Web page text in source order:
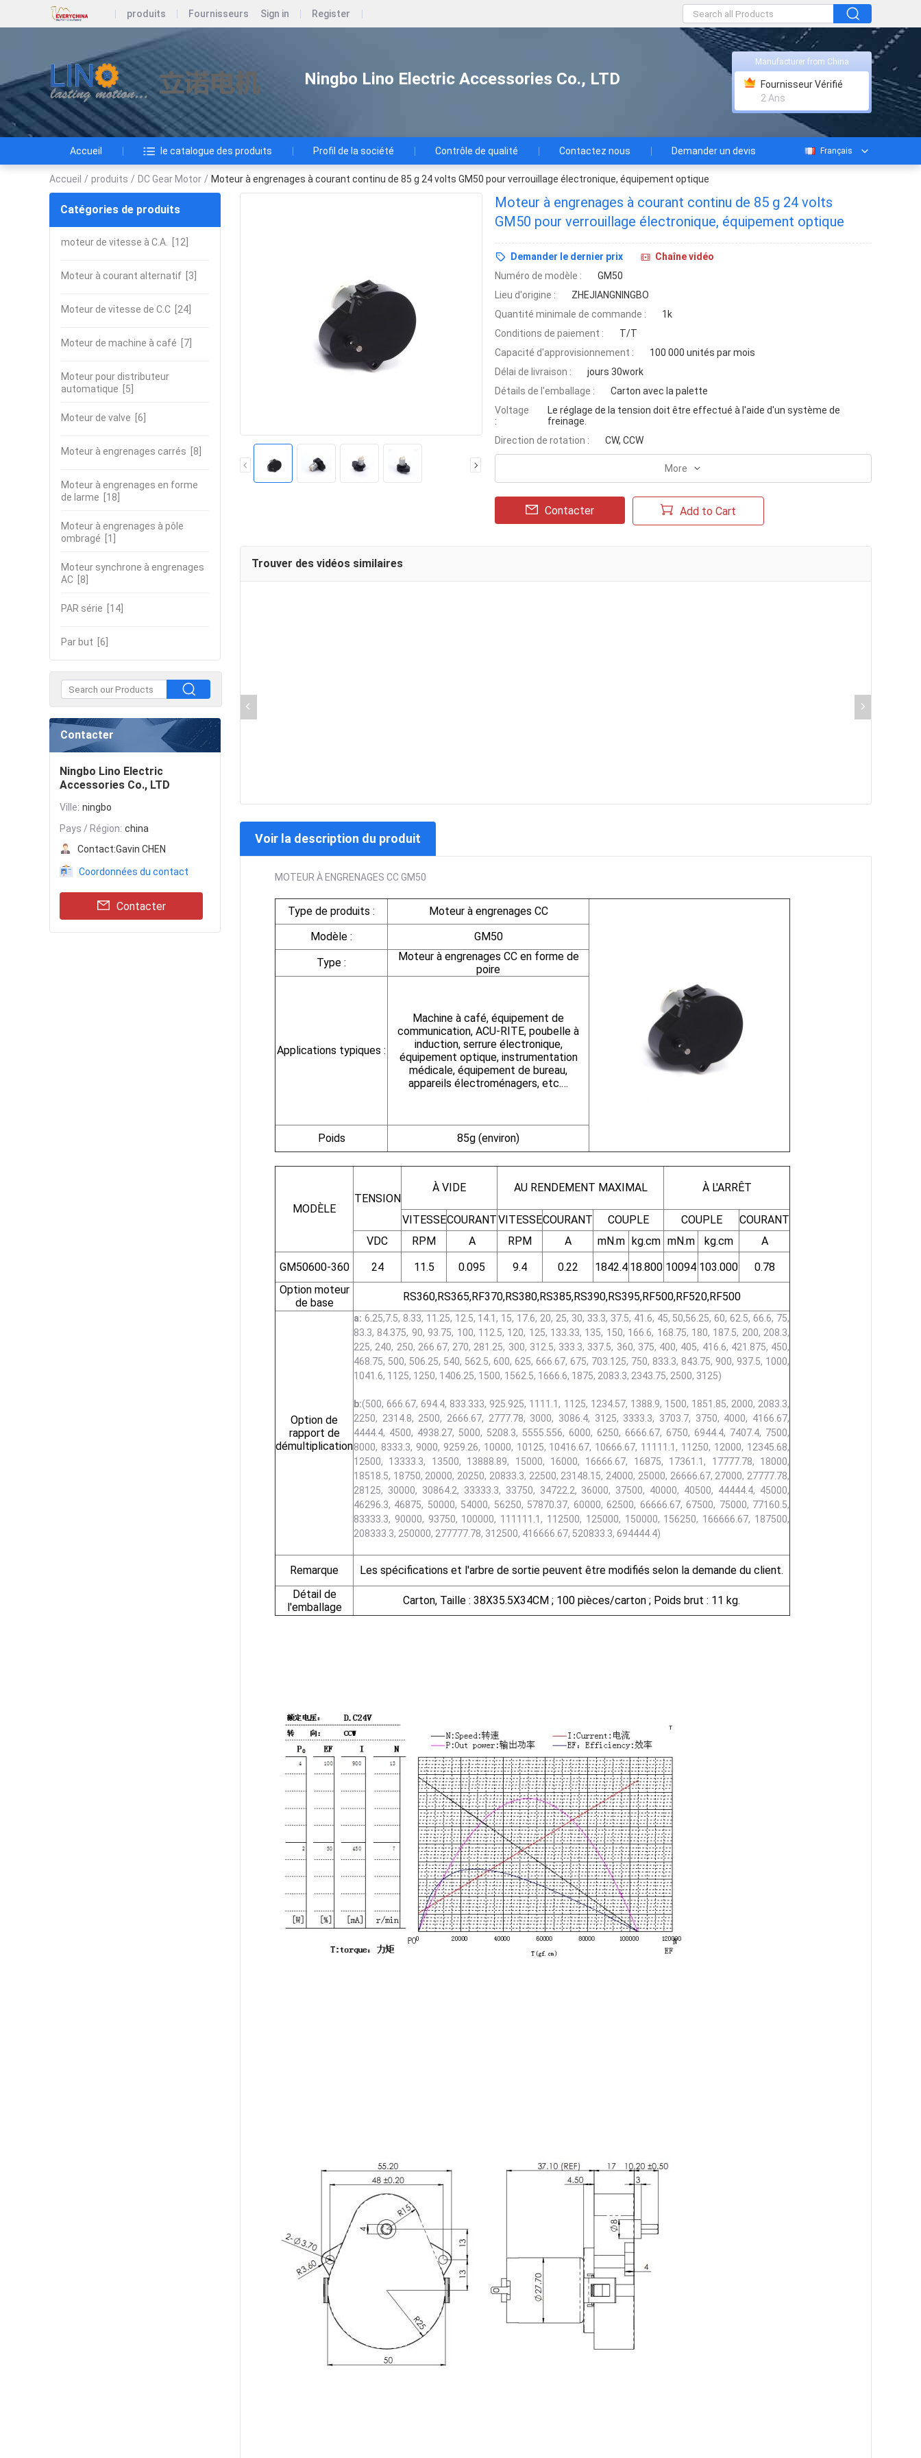
produits Fournisseurs Sign in Register
Ningbo Lino Electric Accessories Co., LTD
Manufacturer from China
Fournisseur Vérifié
2 Ans
Accueil le catalogue des produits Profil de la société Contrôle de qualité Contactez nous Demander un devis Français
Accueil / produits / DC Gear Motor / Moteur à engrenages à courant continu de 85 g 24 volts GM50 pour verrouillage électronique, équipement optique
Catégories de produits
moteur de vitesse à C.A. [12]
Moteur à courant alternatif [3]
Moteur de vitesse de C.C [24]
Moteur de machine à café [7]
Moteur pour distributeur
automatique [5]
Moteur de valve [6]
Moteur à engrenages carrés [8]
Moteur à engrenages en forme
de larme [18]
Moteur à engrenages à pôle
ombragé [1]
Moteur synchrone à engrenages
AC [8]
PAR série [14]
Par but [6]
Contacter
Ningbo Lino Electric
Accessories Co., LTD
Ville: ningbo
Pays / Région: china
Contact:Gavin CHEN
Coordonnées du contact
Contacter
Moteur à engrenages à courant continu de 85 g 24 volts
GM50 pour verrouillage électronique, équipement optique
Demander le dernier prix
Chaîne vidéo
Numéro de modèle :
GM50
Lieu d'origine :
ZHEJIANGNINGBO
Quantité minimale de commande :
1k
Conditions de paiement :
T/T
Capacité d'approvisionnement :
100 000 unités par mois
Délai de livraison :
jours 30work
Détails de l'emballage :
Carton avec la palette
Voltage
:
Le réglage de la tension doit être effectué à l'aide d'un système de
freinage.
Direction de rotation :
CW, CCW
More
Contacter Add to Cart
Trouver des vidéos similaires
Voir la description du produit
MOTEUR À ENGRENAGES CC GM50
Type de produits :
Moteur à engrenages CC
Modèle :
GM50
Type :
Moteur à engrenages CC en forme de
poire
Applications typiques :
Machine à café, équipement de
communication, ACU-RITE, poubelle à
induction, serrure électronique,
équipement optique, instrumentation
médicale, équipement de bureau,
appareils électroménagers, etc.…
Poids 85g (environ)
MODÈLE
TENSION
À VIDE AU RENDEMENT MAXIMAL À L'ARRÊT
VITESSECOURANTVITESSECOURANT COUPLE COUPLE
COURANT
VDC
RPM A RPM A mN.m kg.cm mN.m kg.cm
A
GM50600-360
24 11.5 0.095 9.4 0.22 1842.4 18.800 10094 103.000
0.78
Option moteur
de base
RS360,RS365,RF370,RS380,RS385,RS390,RS395,RF500,RF520,RF500
Option de
rapport de
démultiplication
a: 6.25,7.5, 8.33, 11.25, 12.5, 14.1, 15, 17.6, 20, 25, 30, 33.3, 37.5, 41.6, 45, 50,56.25, 60, 62.5, 66.6, 75,
83.3, 84.375, 90, 93.75, 100, 112.5, 120, 125, 133.33, 135, 150, 166.6, 168.75, 180, 187.5, 200, 208.3,
225, 240, 250, 266.67, 270, 281.25, 300, 312.5, 333.3, 337.5, 360, 375, 400, 405, 416.6, 421.875, 450,
468.75, 500, 506.25, 540, 562.5, 600, 625, 666.67, 675, 703.125, 750, 833.3, 843.75, 900, 937.5, 1000,
1041.6, 1125, 1250, 1406.25, 1500, 1562.5, 1666.6, 1875, 2083.3, 2343.75, 2500, 3125)
b:(500, 666.67, 694.4, 833.333, 925.925, 1111.1, 1125, 1234.57, 1388.9, 1500, 1851.85, 2000, 2083.3,
2250, 2314.8, 2500, 2666.67, 2777.78, 3000, 3086.4, 3125, 3333.3, 3703.7, 3750, 4000, 4166.67,
4444.4, 4500, 4938.27, 5000, 5208.3, 5555.556, 6000, 6250, 6666.67, 6750, 6944.4, 7407.4, 7500,
8000, 8333.3, 9000, 9259.26, 10000, 10125, 10416.67, 10666.67, 11111.1, 11250, 12000, 12345.68,
12500, 13333.3, 13500, 13888.89, 15000, 16000, 16666.67, 16875, 17361.1, 17777.78, 18000,
18518.5, 18750, 20000, 20250, 20833.3, 22500, 23148.15, 24000, 25000, 26666.67, 27000, 27777.78,
28125, 30000, 30864.2, 33333.3, 33750, 34722.2, 36000, 37500, 40000, 40500, 44444.4, 45000,
46296.3, 46875, 50000, 54000, 56250, 57870.37, 60000, 62500, 66666.67, 67500, 75000, 77160.5,
83333.3, 90000, 93750, 100000, 111111.1, 112500, 125000, 150000, 156250, 166666.67, 187500,
208333.3, 250000, 277777.78, 312500, 416666.67, 520833.3, 694444.4)
Remarque
Les spécifications et l'arbre de sortie peuvent être modifiés selon la demande du client.
Détail de
l'emballage
Carton, Taille : 38X35.5X34CM ; 100 pièces/carton ; Poids brut : 11 kg.